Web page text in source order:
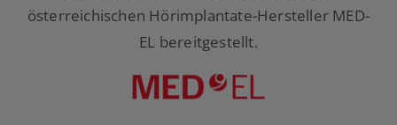
österreichischen Hörimplantate-Hersteller MED-
EL bereitgestellt.